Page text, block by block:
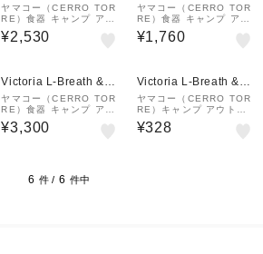
all店
ヤマコー（CERRO TOR
RE）食器 キャンプ アウ
トドア Soma デッシュ
Mサイズ 81928
¥2,530
all店
ヤマコー（CERRO TOR
RE）食器 キャンプ アウ
トドア Soma ディッシ
ュ Sサイズ 81919
¥1,760
Victoria L-Breath &m
all店
ヤマコー（CERRO TOR
RE）食器 キャンプ アウ
トドア Soma デッシュ
Lサイズ 81929
¥3,300
Victoria L-Breath &m
all店
ヤマコー（CERRO TOR
RE）キャンプ アウトド
ア 森のカトラリー スプ
ーン 88987
¥328
6 件 / 6 件中